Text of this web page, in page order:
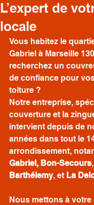
L’expert de
locale
Vous habitez le
Gabriel à Marseille
recherchez un
de confiance pour
toiture ?
Notre entreprise,
couverture et la
intervient depuis de
années dans tout le
arrondissement,
Gabriel, Bon-Secours,
Barthélemy, et La
Nous mettons à